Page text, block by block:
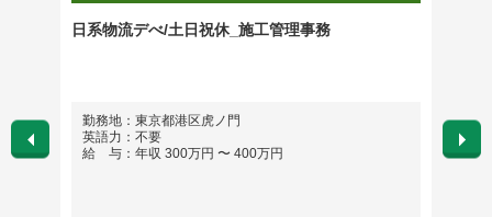
な
日系物流デべ/土日祝休_施工管理事務
勤務地：東京都港区虎ノ門
英語力：不要
給 与：年収 300万円 〜 400万円
勤務
英語
給